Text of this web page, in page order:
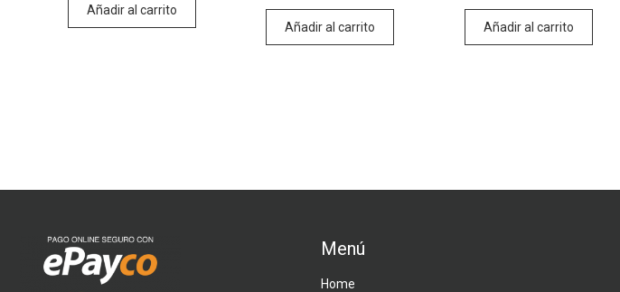
Añadir al carrito
Añadir al carrito Añadir al carrito
Menú
Home